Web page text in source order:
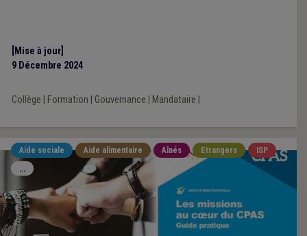
[Mise à jour]
9 Décembre 2024
Collège Formation Gouvernance Mandataire
Aide sociale Aide alimentaire Aînés Etrangers
ISP
...